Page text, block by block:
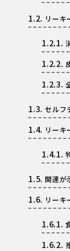
1.2. リー
1.2.1.
1.2.2.
1.2.3.
1.3. セルフ
1.4. リーキ
1.4.1.
1.5. 関連が
1.6. リーキ
1.6.1.
1.6.2.